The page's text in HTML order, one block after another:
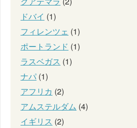
ドバイ (1)
フィレンツェ (1)
ポートランド (1)
ラスベガス (1)
ナパ (1)
アフリカ (2)
アムステルダム (4)
イギリス (2)